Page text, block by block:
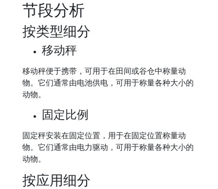
节段分析
按类型细分
移动秤
移动秤便于携带，可用于在田间或谷仓中称量动
物。它们通常由电池供电，可用于称量各种大小的
动物。
固定比例
固定秤安装在固定位置，用于在固定位置称量动
物。它们通常由电力驱动，可用于称量各种大小的
动物。
按应用细分